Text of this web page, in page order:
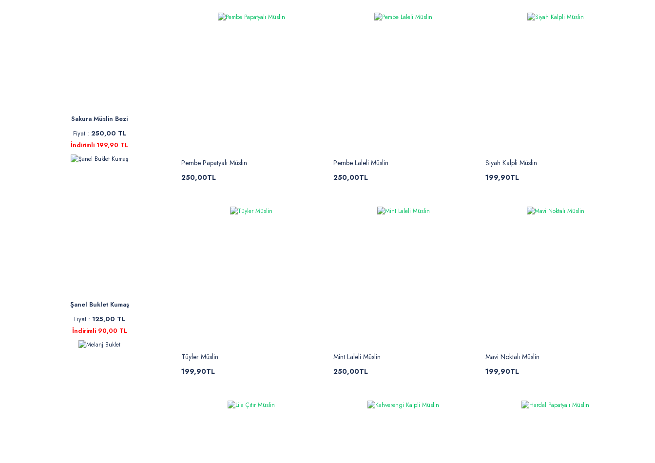
Sakura Müslin Bezi
Fiyat : 250,00 TL
İndirimli 199,90 TL
Şanel Buklet Kumaş
Fiyat : 125,00 TL
İndirimli 90,00 TL
Pembe Papatyalı Müslin
250,00TL
Pembe Laleli Müslin
250,00TL
Siyah Kalpli Müslin
199,90TL
Tüyler Müslin
199,90TL
Mint Laleli Müslin
250,00TL
Mavi Noktalı Müslin
199,90TL